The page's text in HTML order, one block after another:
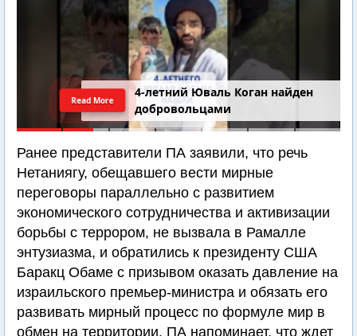
4-летний Юваль Коган найден
добровольцами
Read More
Ранее представители ПА заявили, что речь
Нетаниягу, обещавшего вести мирные
переговоры параллельно с развитием
экономического сотрудничества и активизации
борьбы с террором, не вызвала в Рамалле
энтузиазма, и обратились к президенту США
Баракц Обаме с призывом оказать давление на
израильского премьер-министра и обязать его
развивать мирный процесс по формуле мир в
обмен на территории. ПА напоминает, что ждет